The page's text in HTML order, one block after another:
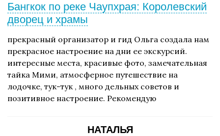
Бангкок по реке Чаупхрая: Королевский
дворец и храмы
прекрасный организатор и гид Ольга создала нам
прекрасное настроение на дни ее экскурсий.
интересные места, красивые фото, замечательная
тайка Мими, атмосферное путешествие на
лодочке, тук-тук , много дельных советов и
позитивное настроение. Рекомендую
НАТАЛЬЯ